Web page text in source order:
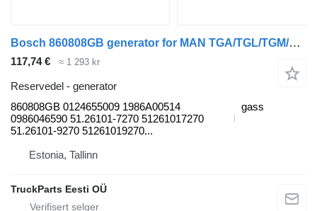
Bosch 860808GB generator for MAN TGA/TGL/TGM/TGS/TGX buss
117,74 € ≈ 1 293 kr
Reservedel - generator
860808GB 0124655009 1986A00514
0986046590 51.26101-7270 51261017270
51.26101-9270 51261019270...
gass
Estonia, Tallinn
TruckParts Eesti OÜ